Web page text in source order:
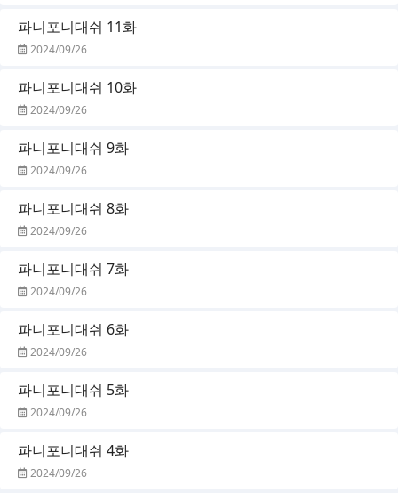
파니포니대쉬 11화
2024/09/26
파니포니대쉬 10화
2024/09/26
파니포니대쉬 9화
2024/09/26
파니포니대쉬 8화
2024/09/26
파니포니대쉬 7화
2024/09/26
파니포니대쉬 6화
2024/09/26
파니포니대쉬 5화
2024/09/26
파니포니대쉬 4화
2024/09/26